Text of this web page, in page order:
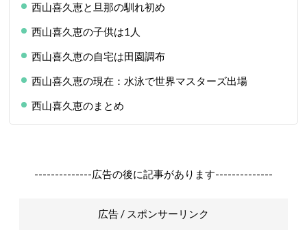
西山喜久恵と旦那の馴れ初め
西山喜久恵の子供は1人
西山喜久恵の自宅は田園調布
西山喜久恵の現在：水泳で世界マスターズ出場
西山喜久恵のまとめ
--------------広告の後に記事があります--------------
広告 / スポンサーリンク